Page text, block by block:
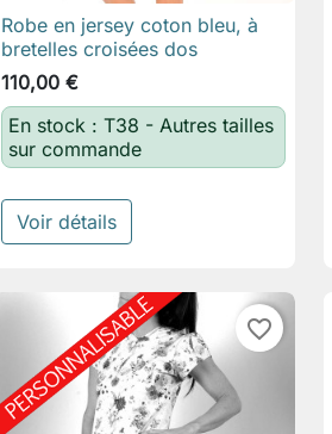
 Aperçu rapide
Robe en jersey coton bleu, à
bretelles croisées dos
110,00 €
En stock : T38 - Autres tailles
sur commande
Voir détails
favorite_border